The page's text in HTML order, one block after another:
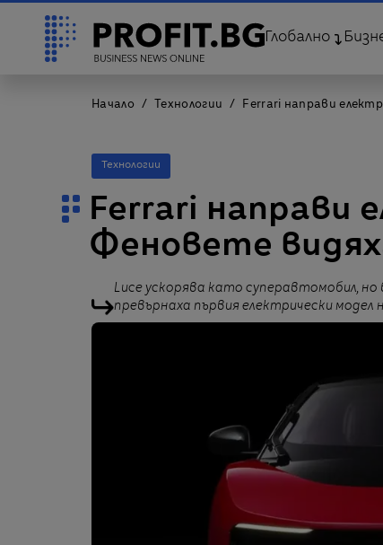
Глобално
Начало Технологии Ferrari направи
Технологии
Ferrari направи
Феновете
Luce ускорява като суперавтомобил,
превърнаха първия електрически